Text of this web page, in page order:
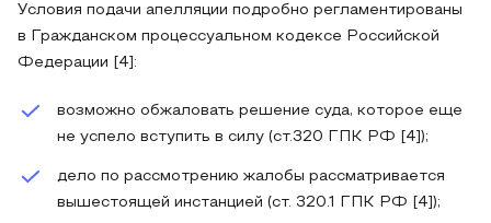
Условия подачи апелляции подробно регламентированы
в Гражданском процессуальном кодексе Российской
Федерации [4]:
возможно обжаловать решение суда, которое еще
не успело вступить в силу (ст.320 ГПК РФ [4]);
дело по рассмотрению жалобы рассматривается
вышестоящей инстанцией (ст. 320.1 ГПК РФ [4]);